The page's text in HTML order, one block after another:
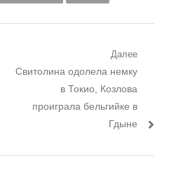
Далее
Следующий
Свитолина одолела немку
в Токио, Козлова
проиграла бельгийке в
Гдыне